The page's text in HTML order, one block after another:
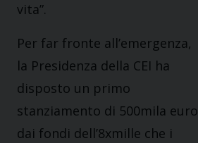
vita”.
Per far fronte all’emergenza,
la Presidenza della CEI ha
disposto un primo
stanziamento di 500mila euro
dai fondi dell’8xmille che i